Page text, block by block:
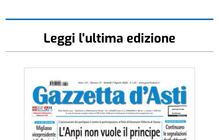
Leggi l'ultima edizione